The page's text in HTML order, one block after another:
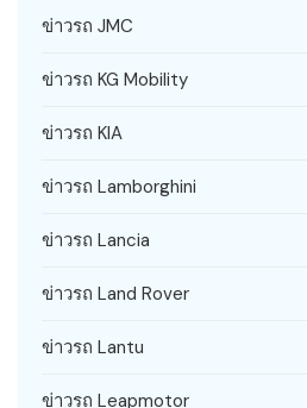
ข่าวรถ JMC
ข่าวรถ KG Mobility
ข่าวรถ KIA
ข่าวรถ Lamborghini
ข่าวรถ Lancia
ข่าวรถ Land Rover
ข่าวรถ Lantu
ข่าวรถ Leapmotor